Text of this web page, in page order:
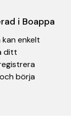
i Boappa
enkelt
ditt
börja